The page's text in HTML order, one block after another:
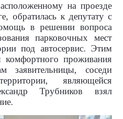
на проезде
обратилась к депутату с
в решении вопроса
парковочных мест
под автосервис. Этим
комфортного проживания
заявительницы, соседи
являющейся
Трубников взял